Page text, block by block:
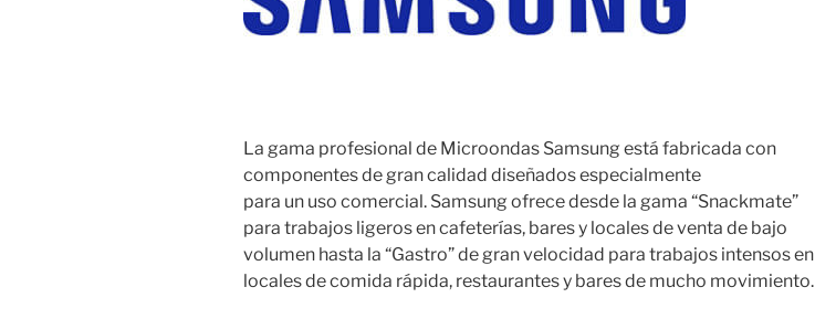
La gama profesional de Microondas Samsung está fabricada con
componentes de gran calidad diseñados especialmente
para un uso comercial. Samsung ofrece desde la gama “Snackmate”
para trabajos ligeros en cafeterías, bares y locales de venta de bajo
volumen hasta la “Gastro” de gran velocidad para trabajos intensos en
locales de comida rápida, restaurantes y bares de mucho movimiento.